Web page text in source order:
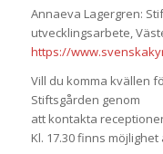
Annaeva Lagergren:
utvecklingsarbete,
https://
Vill du komma kvällen
Stiftsgården genom
att kontakta
Kl. 17.30 finns